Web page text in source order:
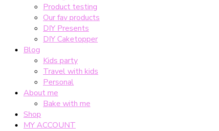
Product testing
Our fav products
DIY Presents
DIY Caketopper
Blog
Kids party
Travel with kids
Personal
About me
Bake with me
Shop
MY ACCOUNT